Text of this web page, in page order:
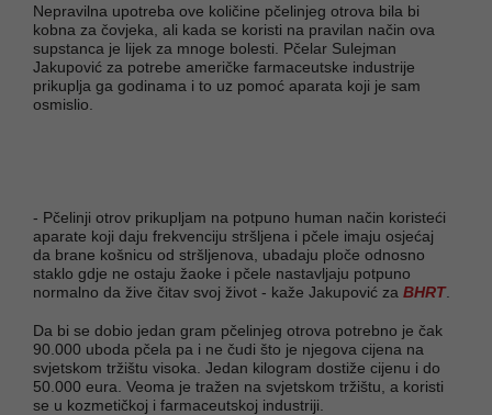
Nepravilna upotreba ove količine pčelinjeg otrova bila bi
kobna za čovjeka, ali kada se koristi na pravilan način ova
supstanca je lijek za mnoge bolesti. Pčelar Sulejman
Jakupović za potrebe američke farmaceutske industrije
prikuplja ga godinama i to uz pomoć aparata koji je sam
osmislio.
- Pčelinji otrov prikupljam na potpuno human način koristeći
aparate koji daju frekvenciju stršljena i pčele imaju osjećaj
da brane košnicu od stršljenova, ubadaju ploče odnosno
staklo gdje ne ostaju žaoke i pčele nastavljaju potpuno
normalno da žive čitav svoj život - kaže Jakupović za BHRT.
Da bi se dobio jedan gram pčelinjeg otrova potrebno je čak
90.000 uboda pčela pa i ne čudi što je njegova cijena na
svjetskom tržištu visoka. Jedan kilogram dostiže cijenu i do
50.000 eura. Veoma je tražen na svjetskom tržištu, a koristi
se u kozmetičkoj i farmaceutskoj industriji.